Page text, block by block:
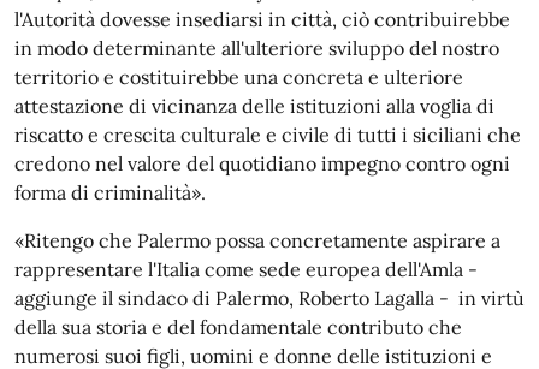
l'Autorità dovesse insediarsi in città, ciò contribuirebbe
in modo determinante all'ulteriore sviluppo del nostro
territorio e costituirebbe una concreta e ulteriore
attestazione di vicinanza delle istituzioni alla voglia di
riscatto e crescita culturale e civile di tutti i siciliani che
credono nel valore del quotidiano impegno contro ogni
forma di criminalità».
«Ritengo che Palermo possa concretamente aspirare a
rappresentare l'Italia come sede europea dell'Amla -
aggiunge il sindaco di Palermo, Roberto Lagalla - in virtù
della sua storia e del fondamentale contributo che
numerosi suoi figli, uomini e donne delle istituzioni e